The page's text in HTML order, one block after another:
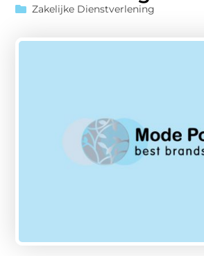
Zakelijke Dienstverlening